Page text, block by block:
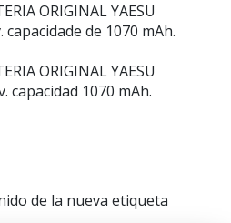
ORIGINAL YAESU
capacidade de 1070 mAh.
ORIGINAL YAESU
capacidad 1070 mAh.
de la nueva etiqueta